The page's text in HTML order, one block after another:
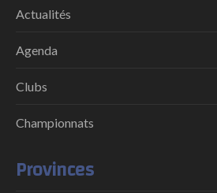
Actualités
Agenda
Clubs
Championnats
Provinces